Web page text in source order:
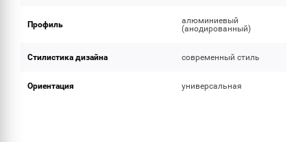
Профиль
алюминиевый
(анодированный)
Стилистика дизайна современный стиль
Ориентация универсальная